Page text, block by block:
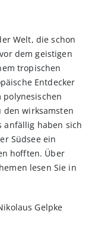
Welt, die schon
dem geistigen
tropischen
Entdecker
polynesischen
den wirksamsten
anfällig haben sich
Südsee ein
hofften. Über
lesen Sie in
Gelpke